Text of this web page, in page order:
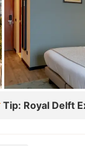
Tip: Royal Delft